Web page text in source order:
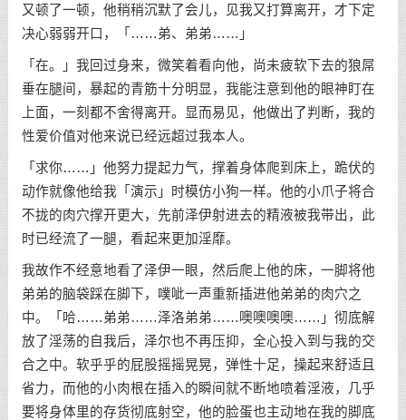
又顿了一顿，他稍稍沉默了会儿，见我又打算离开，才下定
决心弱弱开口，「……弟、弟弟……」
「在。」我回过身来，微笑着看向他，尚未疲软下去的狼屌
垂在腿间，暴起的青筋十分明显，我能注意到他的眼神盯在
上面，一刻都不舍得离开。显而易见，他做出了判断，我的
性爱价值对他来说已经远超过我本人。
「求你……」他努力提起力气，撑着身体爬到床上，跪伏的
动作就像他给我「演示」时模仿小狗一样。他的小爪子将合
不拢的肉穴撑开更大，先前泽伊射进去的精液被我带出，此
时已经流了一腿，看起来更加淫靡。
我故作不经意地看了泽伊一眼，然后爬上他的床，一脚将他
弟弟的脑袋踩在脚下，噗呲一声重新插进他弟弟的肉穴之
中。「哈……弟弟……泽洛弟弟……噢噢噢噢……」彻底解
放了淫荡的自我后，泽尔也不再压抑，全心投入到与我的交
合之中。软乎乎的屁股摇摇晃晃，弹性十足，操起来舒适且
省力，而他的小肉根在插入的瞬间就不断地喷着淫液，几乎
要将身体里的存货彻底射空，他的脸蛋也主动地在我的脚底